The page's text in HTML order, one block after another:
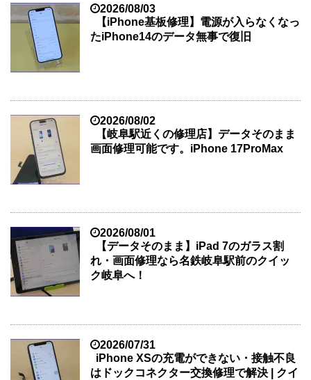
2026/08/03
【iPhone基板修理】電源が入らなくなっ
たiPhone14のデータ無事で復旧
2026/08/02
【岐阜駅近くの修理店】データそのまま
画面修理可能です。iPhone 17ProMax
2026/08/01
【データそのまま】iPad 7のガラス割
れ・画面修理なら名鉄岐阜駅前のクイッ
ク岐阜へ！
2026/07/31
iPhone XSの充電ができない・接触不良
はドックコネクター交換修理で解決 | クイ